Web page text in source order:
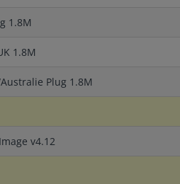
1.8M
1.8M
Plug 1.8M
v4.12